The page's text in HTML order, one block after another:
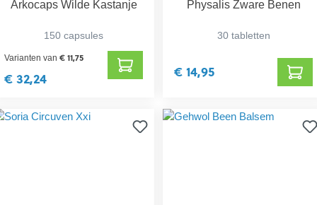
Arkocaps Wilde Kastanje
150 capsules
Varianten van€ 11,75
€ 32,24
Physalis Zware Benen
30 tabletten
€ 14,95